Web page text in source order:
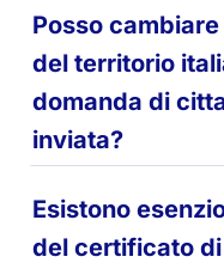
Posso
del territorio
domanda di
inviata?
Esistono
del certificato